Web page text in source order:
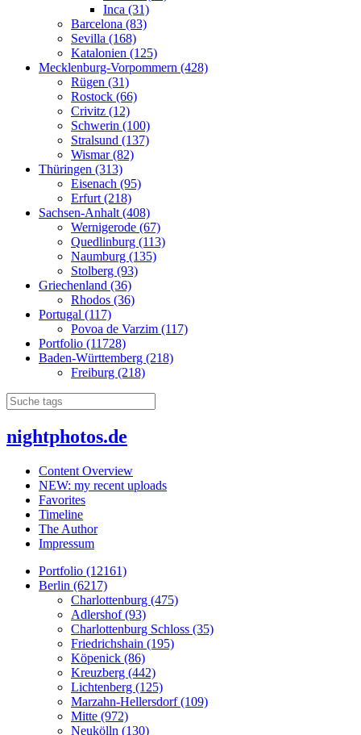
Inca (31)
Barcelona (83)
Sevilla (168)
Katalonien (125)
Mecklenburg-Vorpommern (428)
Rügen (31)
Rostock (66)
Crivitz (12)
Schwerin (100)
Stralsund (137)
Wismar (82)
Thüringen (313)
Eisenach (95)
Erfurt (218)
Sachsen-Anhalt (408)
Wernigerode (67)
Quedlinburg (113)
Naumburg (135)
Stolberg (93)
Griechenland (36)
Rhodos (36)
Portugal (117)
Povoa de Varzim (117)
Portfolio (11728)
Baden-Württemberg (218)
Freiburg (218)
nightphotos.de
Content Overview
NEW: my recent uploads
Favorites
Timeline
The Author
Impressum
Portfolio (12161)
Berlin (6217)
Charlottenburg (475)
Adlershof (93)
Charlottenburg Schloss (35)
Friedrichshain (195)
Köpenick (86)
Kreuzberg (442)
Lichtenberg (125)
Marzahn-Hellersdorf (109)
Mitte (972)
Neukölln (130)